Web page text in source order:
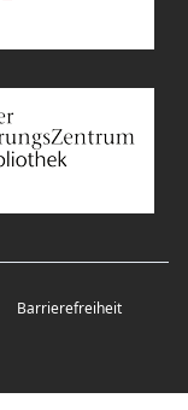
Barrierefreiheit